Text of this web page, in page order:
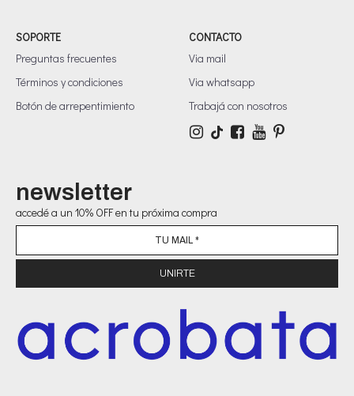
SOPORTE
Preguntas frecuentes
Términos y condiciones
Botón de arrepentimiento
CONTACTO
Via mail
Via whatsapp
Trabajá con nosotros
newsletter
accedé a un 10% OFF en tu próxima compra